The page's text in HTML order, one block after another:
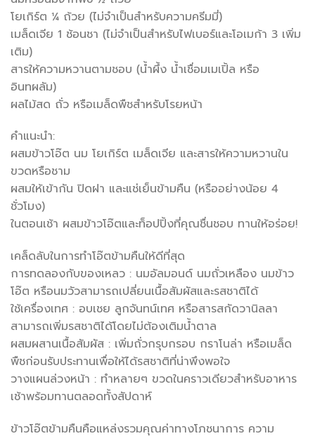
โยเกิร์ต ¼ ถ้วย (ไม่จำเป็นสำหรับความครีมมี่)
เมล็ดเจีย 1 ช้อนชา (ไม่จำเป็นสำหรับไฟเบอร์และโอเมก้า 3 เพิ่ม
เติม)
สารให้ความหวานตามชอบ (น้ำผึ้ง น้ำเชื่อมเมเปิ้ล หรือ
อินทผลัม)
ผลไม้สด ถั่ว หรือเมล็ดพืชสำหรับโรยหน้า
คำแนะนำ:
ผสมข้าวโอ๊ต นม โยเกิร์ต เมล็ดเจีย และสารให้ความหวานใน
ขวดหรือชาม
ผสมให้เข้ากัน ปิดฝา และแช่เย็นข้ามคืน (หรืออย่างน้อย 4
ชั่วโมง)
ในตอนเช้า ผสมข้าวโอ๊ตและท็อปปิ้งที่คุณชื่นชอบ ทานให้อร่อย!
เคล็ดลับในการทำโอ๊ตข้ามคืนให้ดีที่สุด
การทดลองกับของเหลว : นมอัลมอนด์ นมถั่วเหลือง นมข้าว
โอ๊ต หรือนมวัวสามารถเปลี่ยนเนื้อสัมผัสและรสชาติได้
ใช้เครื่องเทศ : อบเชย ลูกจันทน์เทศ หรือสารสกัดวานิลลา
สามารถเพิ่มรสชาติได้โดยไม่ต้องเติมน้ำตาล
ผสมผสานเนื้อสัมผัส : เพิ่มถั่วกรุบกรอบ กราโนล่า หรือเมล็ด
พืชก่อนรับประทานเพื่อให้ได้รสชาติที่น่าพึงพอใจ
วางแผนล่วงหน้า : ทำหลายๆ ขวดในคราวเดียวสำหรับอาหาร
เช้าพร้อมทานตลอดทั้งสัปดาห์
ข้าวโอ๊ตข้ามคืนคือแหล่งรวมคุณค่าทางโภชนาการ ความ